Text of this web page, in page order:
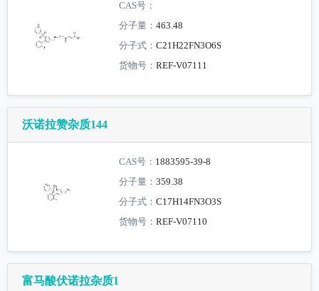
CAS号：
分子量：463.48
分子式：C21H22FN3O6S
货物号：REF-V07111
沃诺拉赞杂质144
CAS号： 1883595-39-8
分子量：359.38
分子式：C17H14FN3O3S
货物号：REF-V07110
富马酸伏诺拉杂质1